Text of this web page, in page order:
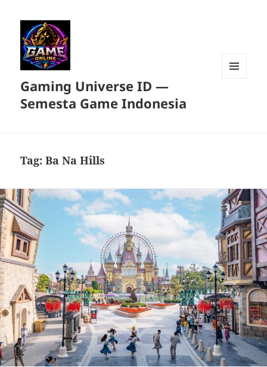
Gaming Universe ID —
Semesta Game Indonesia
Tag:Ba Na Hills